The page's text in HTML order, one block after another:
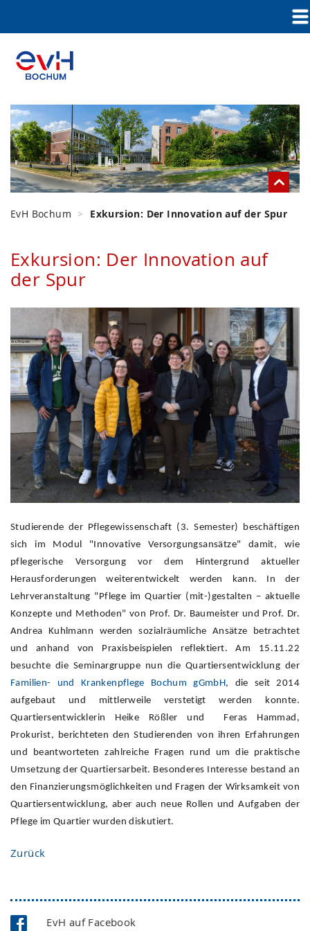
EvH Bochum Exkursion: Der Innovation auf der Spur
Exkursion: Der Innovation auf
der Spur
Studierende der Pflegewissenschaft (3. Semester) beschäftigen
sich im Modul "Innovative Versorgungsansätze" damit, wie
pflegerische Versorgung vor dem Hintergrund aktueller
Herausforderungen weiterentwickelt werden kann. In der
Lehrveranstaltung "Pflege im Quartier (mit-)gestalten – aktuelle
Konzepte und Methoden" von Prof. Dr. Baumeister und Prof. Dr.
Andrea Kuhlmann werden sozialräumliche Ansätze betrachtet
und anhand von Praxisbeispielen reflektiert. Am 15.11.22
besuchte die Seminargruppe nun die Quartiersentwicklung der
Familien- und Krankenpflege Bochum gGmbH, die seit 2014
aufgebaut und mittlerweile verstetigt werden konnte.
Quartiersentwicklerin Heike Rößler und Feras Hammad,
Prokurist, berichteten den Studierenden von ihren Erfahrungen
und beantworteten zahlreiche Fragen rund um die praktische
Umsetzung der Quartiersarbeit. Besonderes Interesse bestand an
den Finanzierungsmöglichkeiten und Fragen der Wirksamkeit von
Quartiersentwicklung, aber auch neue Rollen und Aufgaben der
Pflege im Quartier wurden diskutiert.
Zurück
EvH auf Facebook